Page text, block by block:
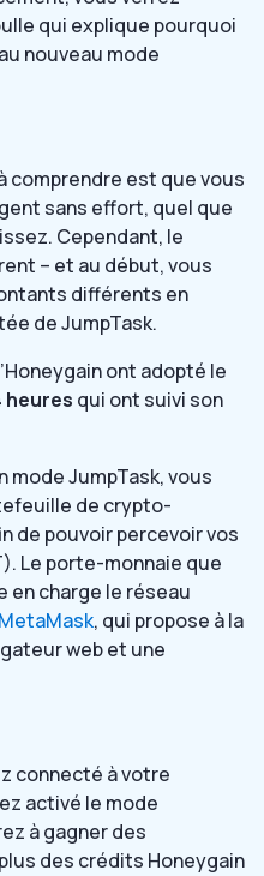
qui explique pourquoi
nouveau mode
comprendre est que vous
sans effort, quel que
Cependant, le
– et au début, vous
différents en
de JumpTask.
ont adopté le
heures qui ont suivi son
mode JumpTask, vous
de crypto-
de pouvoir percevoir vos
Le porte-monnaie que
en charge le réseau
MetaMask, qui propose à la
web et une
connecté à votre
activé le mode
à gagner des
des crédits Honeygain